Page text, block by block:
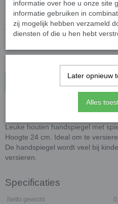
Op voorraad- Levertijd 1-3
Aantal
Houten handspiegel
Leuke houten handspiegel met
Hoogte 24 cm. Ideal om te
De handspiegel wordt veel bij
versieren.
Specificaties
Netto gewicht
informatie over hoe u onze site
informatie gebruiken in
zij mogelijk hebben verzameld
diensten of die u hen hebt
Later opnieuw
Alles